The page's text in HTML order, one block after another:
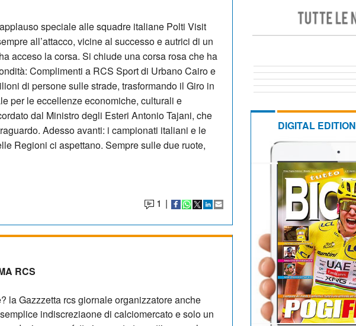
speciale alle squadre italiane Polti Visit
all’attacco, vicine al successo e autrici di un
acceso la corsa. Si chiude una corsa rosa che ha
Complimenti a RCS Sport di Urbano Cairo e
di persone sulle strade, trasformando il Giro in
per le eccellenze economiche, culturali e
dal Ministro degli Esteri Antonio Tajani, che
Adesso avanti: i campionati italiani e le
Regioni ci aspettano. Sempre sulle due ruote,
1 |
RCS
la Gazzzetta rcs giornale organizzatore anche
indiscreziaone di calciomercato e solo un
DIGITAL EDITION